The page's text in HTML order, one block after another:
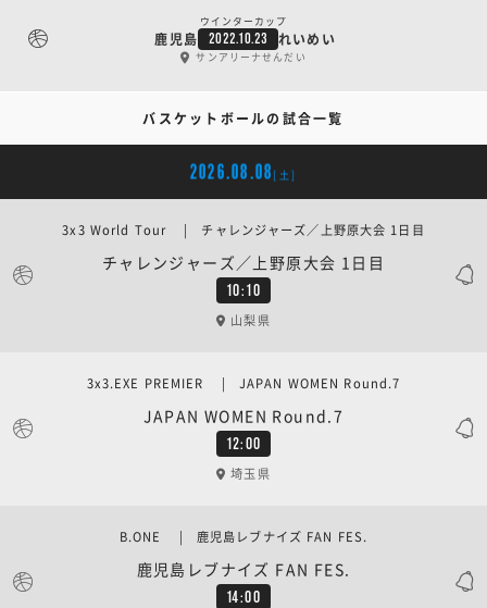
ウインターカップ
鹿児島 2022.10.23 れいめい
サンアリーナせんだい
バスケットボールの試合一覧
2026.08.08 [土]
10:10
チャレンジャーズ／上野原大会 1日目
3x3 World Tour | チャレンジャーズ／上野原大会 1日目
山梨県
12:00
JAPAN WOMEN Round.7
3x3.EXE PREMIER | JAPAN WOMEN Round.7
埼玉県
14:00
鹿児島レブナイズ FAN FES.
B.ONE | 鹿児島レブナイズ FAN FES.